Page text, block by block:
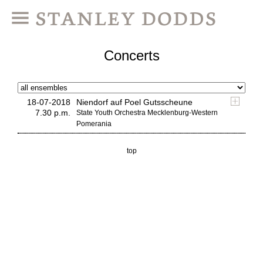
Concerts
18-07-2018
7.30 p.m.
Niendorf auf Poel Gutsscheune
State Youth Orchestra Mecklenburg-Western
Pomerania
top